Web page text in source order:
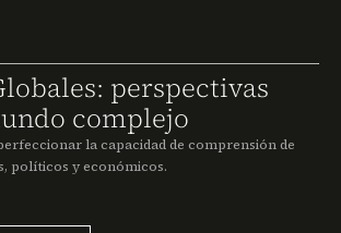
perspectivas
complejo
la capacidad de comprensión de
políticos y económicos.